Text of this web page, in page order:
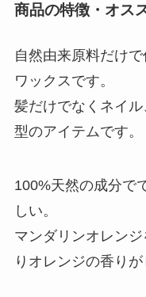
商品の特徴・オス
自然由来原料だけ
ワックスです。
髪だけでなくネイ
型のアイテムです。
100%天然の成分で
しい。
マンダリンオレン
りオレンジの香りが